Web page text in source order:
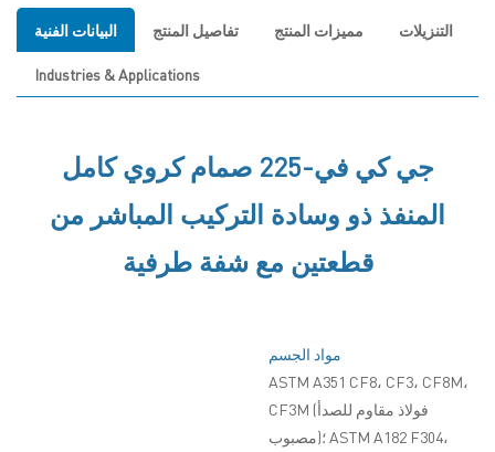
البيانات الفنية تفاصيل المنتج مميزات المنتج التنزيلات
Industries & Applications
جي كي في-225
صمام كروي كامل
المنفذ ذو وسادة التركيب المباشر من
قطعتين مع شفة طرفية
مواد الجسم
ASTM A351 CF8، CF3، CF8M،
CF3M (فولاذ مقاوم للصدأ
مصبوب)؛ ASTM A182 F304،